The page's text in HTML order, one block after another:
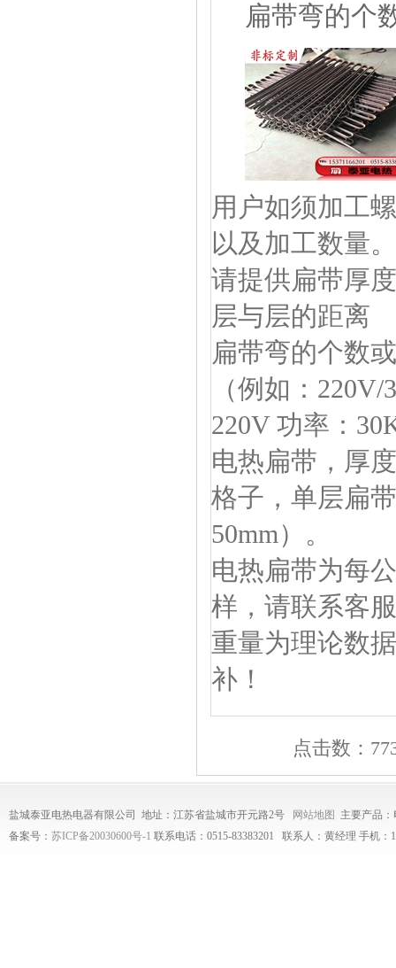
扁带弯的个
用户如须加工
以及加工数量。
请提供扁带厚
层与层的距离
扁带弯的个数
（例如：
220V 功率：
电热扁带，厚
格子，单层扁
50mm）。
电热扁带为每
样，请联系客
重量为理论数
补！
点击数：
盐城泰亚电热电器有限公司 地址：江苏省盐城市开元路2号 网站地图 主要产品：
备案号： 苏ICP备20030600号-1 联系电话：0515-83383201 联系人：黄经理 手机：